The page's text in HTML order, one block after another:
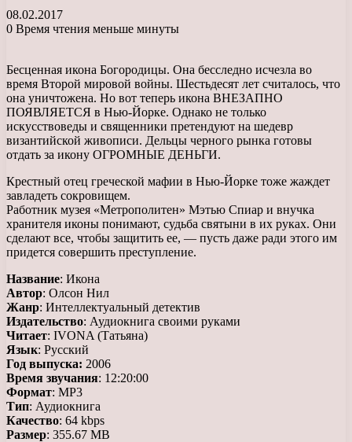
08.02.2017
0 Время чтения меньше минуты
Бесценная икона Богородицы. Она бесследно исчезла во
время Второй мировой войны. Шестьдесят лет считалось, что
она уничтожена. Но вот теперь икона ВНЕЗАПНО
ПОЯВЛЯЕТСЯ в Нью-Йорке. Однако не только
искусствоведы и священники претендуют на шедевр
византийской живописи. Дельцы черного рынка готовы
отдать за икону ОГРОМНЫЕ ДЕНЬГИ.
Крестный отец греческой мафии в Нью-Йорке тоже жаждет
завладеть сокровищем.
Работник музея «Метрополитен» Мэтью Спиар и внучка
хранителя иконы понимают, судьба святыни в их руках. Они
сделают все, чтобы защитить ее, — пусть даже ради этого им
придется совершить преступление.
Название: Икона
Автор: Олсон Нил
Жанр: Интеллектуальный детектив
Издательство: Аудиокнига своими руками
Читает: IVONA (Татьяна)
Язык: Русский
Год выпуска: 2006
Время звучания: 12:20:00
Формат: МР3
Тип: Аудиокнига
Качество: 64 kbps
Размер: 355.67 MB